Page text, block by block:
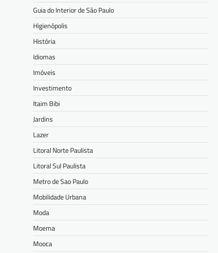
Guia do Interior de São Paulo
Higienópolis
História
Idiomas
Imóveis
Investimento
Itaim Bibi
Jardins
Lazer
Litoral Norte Paulista
Litoral Sul Paulista
Metro de Sao Paulo
Mobilidade Urbana
Moda
Moema
Mooca